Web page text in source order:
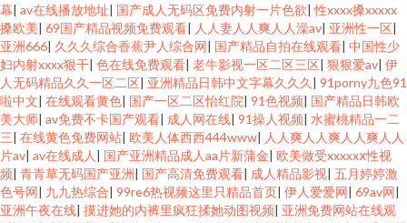
幕| av在线播放地址| 国产成人无码区免费内射一片色欲|性xxxx搡xxxxx
搡欧美| 69国产精品视频免费观看| 人人妻人人爽人人澡av| 亚洲性一区|
亚洲666| 久久久综合香蕉尹人综合网| 国产精品自拍在线观看| 中国性少
妇内射xxxx狠干| 色在线免费观看| 老牛影视一区二区三区| 狠狠爱av| 伊
人无码精品久久一区二区| 亚洲精品日韩中文字幕久久久 | 91porny九色91
啦中文| 在线观看黄色| 国产一区二区怡红院| 91色视频| 国产精品日韩欧
美大师| av免费不卡国产观看| 成人网在线| 91操人视频| 水蜜桃精品一二
三| 在线黄色免费网站| 欧美人体西西444www| 人人爽人人爽人人爽人人
片av| av在线成人 | 国产亚洲精品成人aa片新蒲金| 欧美做受xxxxxⅹ性视
频| 青青草无码国产亚洲| 国产高清免费观看| 成人精品影视| 五月婷婷激
色号网| 九九热综合| 99re6热视频这里只精品首页| 伊人爱爱网| 69av网|
亚洲午夜在线| 摸进她的内裤里疯狂揉她动图视频| 亚洲免费网站在线观